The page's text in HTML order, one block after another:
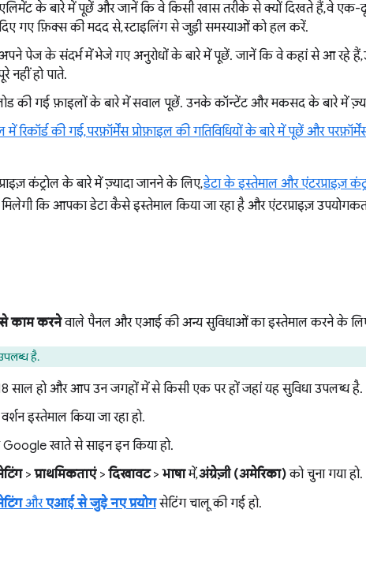
के बारे में पूछें और जानें कि वे किसी खास तरीके से क्यों दिखते हैं, वे
गए फ़िक्स की मदद से, स्टाइलिंग से जुड़ी समस्याओं को हल करें.
पेज के संदर्भ में भेजे गए अनुरोधों के बारे में पूछें. जानें कि वे कहां से आ रहे हैं,
नहीं हो पाते.
की गई फ़ाइलों के बारे में सवाल पूछें. उनके कॉन्टेंट और मकसद के बारे में
में रिकॉर्ड की गई, परफ़ॉर्मेंस प्रोफ़ाइल की गतिविधियों के बारे में पूछें और
कंट्रोल के बारे में ज़्यादा जानने के लिए,डेटा के इस्तेमाल और एंटरप्राइज़
कि आपका डेटा कैसे इस्तेमाल किया जा रहा है और एंटरप्राइज़
काम करनेवाले पैनल और एआई की अन्य सुविधाओं का इस्तेमाल करने के
है.
हो और आप उन जगहों में से किसी एक पर हों जहां यह सुविधा उपलब्ध है.
इस्तेमाल किया जा रहा हो.
खाते से साइन इन किया हो.
>प्राथमिकताएं>दिखावट>भाषामें,अंग्रेज़ी (अमेरिका)को चुना गया हो.
औरएआई से जुड़े नए प्रयोगसेटिंग चालू की गई हो.